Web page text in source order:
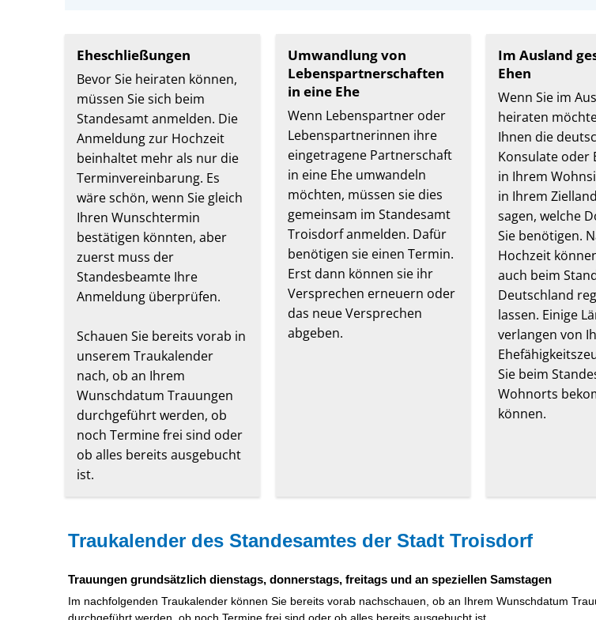
Eheschließungen
Bevor Sie heiraten können,
müssen Sie sich beim
Standesamt anmelden. Die
Anmeldung zur Hochzeit
beinhaltet mehr als nur die
Terminvereinbarung. Es
wäre schön, wenn Sie gleich
Ihren Wunschtermin
bestätigen könnten, aber
zuerst muss der
Standesbeamte Ihre
Anmeldung überprüfen.
Schauen Sie bereits vorab in
unserem Traukalender
nach, ob an Ihrem
Wunschdatum Trauungen
durchgeführt werden, ob
noch Termine frei sind oder
ob alles bereits ausgebucht
ist.
Umwandlung von
Lebenspartnerschaften
in eine Ehe
Wenn Lebenspartner oder
Lebenspartnerinnen ihre
eingetragene Partnerschaft
in eine Ehe umwandeln
möchten, müssen sie dies
gemeinsam im Standesamt
Troisdorf anmelden. Dafür
benötigen sie einen Termin.
Erst dann können sie ihr
Versprechen erneuern oder
das neue Versprechen
abgeben.
Im Ausland
Ehen
Wenn Sie im
heiraten
Ihnen die
Konsulate oder
in Ihrem
in Ihrem
sagen, welche
Sie benötigen.
Hochzeit
auch beim
Deutschland
lassen. Einige
verlangen von
Sie beim
Wohnorts
können.